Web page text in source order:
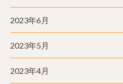
2023年6月
2023年5月
2023年4月